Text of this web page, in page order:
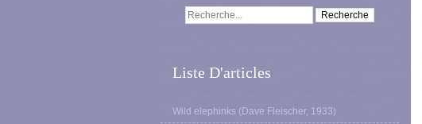
Liste D'articles
Wild elephinks (Dave Fleischer, 1933)